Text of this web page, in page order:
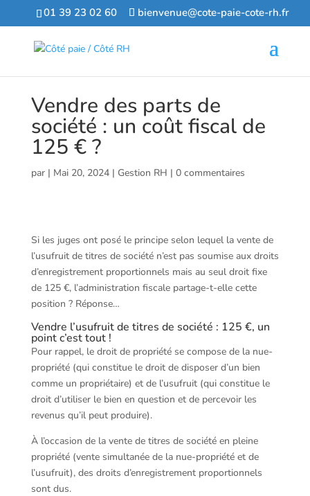
01 39 23 02 60 bienvenue@cote-paie-cote-rh.fr
Vendre des parts de
société : un coût fiscal de
125 € ?
par | Mai 20, 2024| Gestion RH | 0 commentaires
Si les juges ont posé le principe selon lequel la vente de
l’usufruit de titres de société n’est pas soumise aux droits
d’enregistrement proportionnels mais au seul droit fixe
de 125 €, l’administration fiscale partage-t-elle cette
position ? Réponse…
Vendre l’usufruit de titres de société : 125 €, un
point c’est tout !
Pour rappel, le droit de propriété se compose de la nue-
propriété (qui constitue le droit de disposer d’un bien
comme un propriétaire) et de l’usufruit (qui constitue le
droit d’utiliser le bien en question et de percevoir les
revenus qu’il peut produire).
À l’occasion de la vente de titres de société en pleine
propriété (vente simultanée de la nue-propriété et de
l’usufruit), des droits d’enregistrement proportionnels
sont dus.